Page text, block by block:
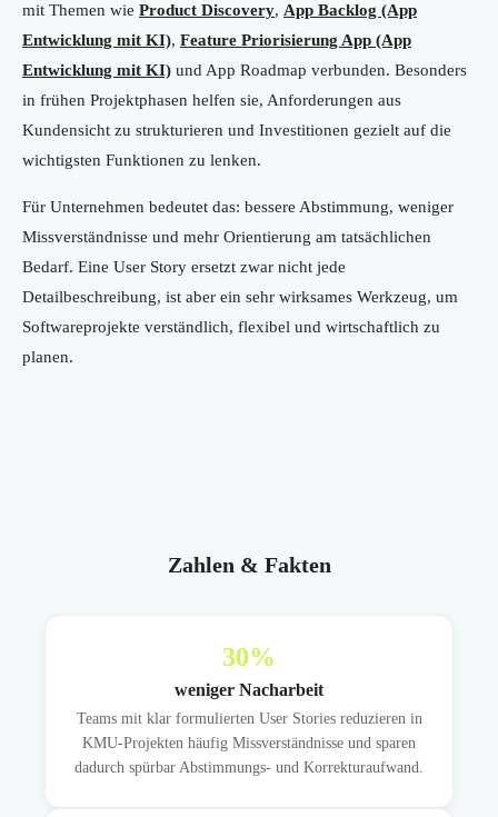
mit Themen wie Product Discovery, App Backlog (App
Entwicklung mit KI), Feature Priorisierung App (App
Entwicklung mit KI) und App Roadmap verbunden. Besonders
in frühen Projektphasen helfen sie, Anforderungen aus
Kundensicht zu strukturieren und Investitionen gezielt auf die
wichtigsten Funktionen zu lenken.
Für Unternehmen bedeutet das: bessere Abstimmung, weniger
Missverständnisse und mehr Orientierung am tatsächlichen
Bedarf. Eine User Story ersetzt zwar nicht jede
Detailbeschreibung, ist aber ein sehr wirksames Werkzeug, um
Softwareprojekte verständlich, flexibel und wirtschaftlich zu
planen.
Zahlen & Fakten
30%
weniger Nacharbeit
Teams mit klar formulierten User Stories reduzieren in
KMU-Projekten häufig Missverständnisse und sparen
dadurch spürbar Abstimmungs- und Korrekturaufwand.